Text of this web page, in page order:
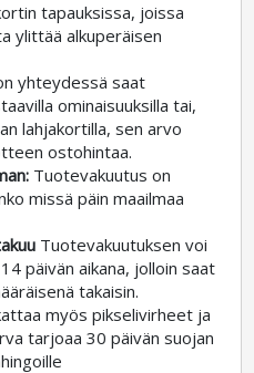
tapauksissa, joissa
ylittää alkuperäisen
yhteydessä saat
ominaisuuksilla tai,
lahjakortilla, sen arvo
ostohintaa.
Tuotevakuutus on
missä päin maailmaa
Tuotevakuutuksen voi
päivän aikana, jolloin saat
takaisin.
myös pikselivirheet ja
tarjoaa 30 päivän suojan